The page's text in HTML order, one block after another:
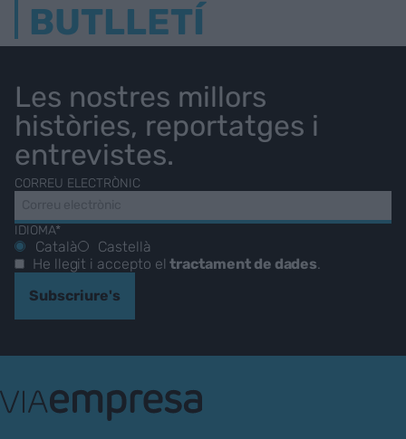
BUTLLETÍ
Les nostres millors
històries, reportatges i
entrevistes.
CORREU ELECTRÒNIC
IDIOMA*
Català
Castellà
He llegit i accepto eltractament de dades.
Subscriure's